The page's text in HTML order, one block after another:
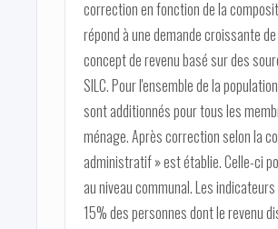
correction en fonction de la
répond à une demande croissante
concept de revenu basé sur des
SILC. Pour l'ensemble de la
sont additionnés pour tous les
ménage. Après correction selon la
administratif » est établie. Celle-ci
au niveau communal. Les
15% des personnes dont le revenu